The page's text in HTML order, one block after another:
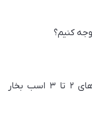
کنیم؟
برای استفاده خانگی معمولاً موتورهای ۲ تا ۳ اسب بخار